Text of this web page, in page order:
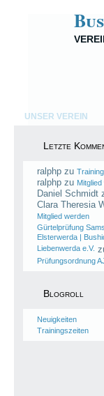
UNSER VEREIN
Letzte
ralphp zu
ralphp zu
Daniel Schmidt
Clara Theresia
Mitglied werden
Gürtelprüfung
Elsterwerda |
Liebenwerda e.V.
Prüfungsordnung
Blogroll
Neuigkeiten
Trainingszeiten